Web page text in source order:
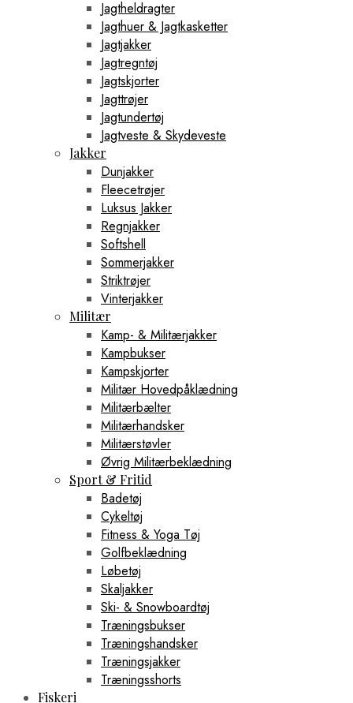
Jagtheldragter
Jagthuer & Jagtkasketter
Jagtjakker
Jagtregntøj
Jagtskjorter
Jagttrøjer
Jagtundertøj
Jagtveste & Skydeveste
Jakker
Dunjakker
Fleecetrøjer
Luksus Jakker
Regnjakker
Softshell
Sommerjakker
Striktrøjer
Vinterjakker
Militær
Kamp- & Militærjakker
Kampbukser
Kampskjorter
Militær Hovedpåklædning
Militærbælter
Militærhandsker
Militærstøvler
Øvrig Militærbeklædning
Sport & Fritid
Badetøj
Cykeltøj
Fitness & Yoga Tøj
Golfbeklædning
Løbetøj
Skaljakker
Ski- & Snowboardtøj
Træningsbukser
Træningshandsker
Træningsjakker
Træningsshorts
Fiskeri